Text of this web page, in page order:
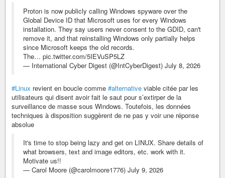
Proton is now publicly calling Windows spyware over the
Global Device ID that Microsoft uses for every Windows
installation. They say users never consent to the GDID, can't
remove it, and that reinstalling Windows only partially helps
since Microsoft keeps the old records.
The… pic.twitter.com/5IEVuSP5LZ
— International Cyber Digest (@IntCyberDigest) July 8, 2026
#Linux revient en boucle comme #alternative viable citée par les
utilisateurs qui disent avoir fait le saut pour s’extirper de la
surveillance de masse sous Windows. Toutefois, les données
techniques à disposition suggèrent de ne pas y voir une réponse
absolue
It's time to stop being lazy and get on LINUX. Share details of
what browsers, text and image editors, etc. work with it.
Motivate us!!
— Carol Moore (@carolmoore1776) July 9, 2026